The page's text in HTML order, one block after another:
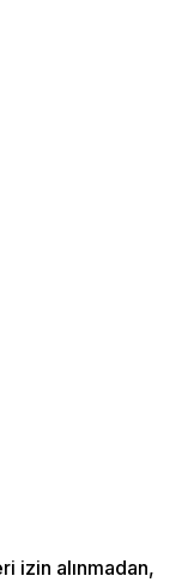
izin alınmadan,